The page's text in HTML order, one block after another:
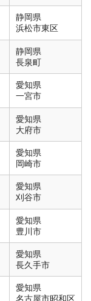
静岡県
浜松市東区
静岡県
長泉町
愛知県
一宮市
愛知県
大府市
愛知県
岡崎市
愛知県
刈谷市
愛知県
豊川市
愛知県
長久手市
愛知県
名古屋市昭和区